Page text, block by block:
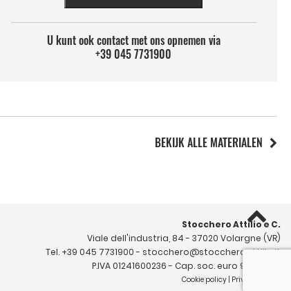
U kunt ook contact met ons opnemen via
+39 045 7731900
BEKIJK ALLE MATERIALEN
Stocchero Attilio e C.
Viale dell'industria, 84 - 37020 Volargne (VR)
Tel. +39 045 7731900- stocchero@stoccheroattilio.it
P.IVA 01241600236 - Cap. soc. euro 99.000 i.v.
Cookie policy Privacy policy